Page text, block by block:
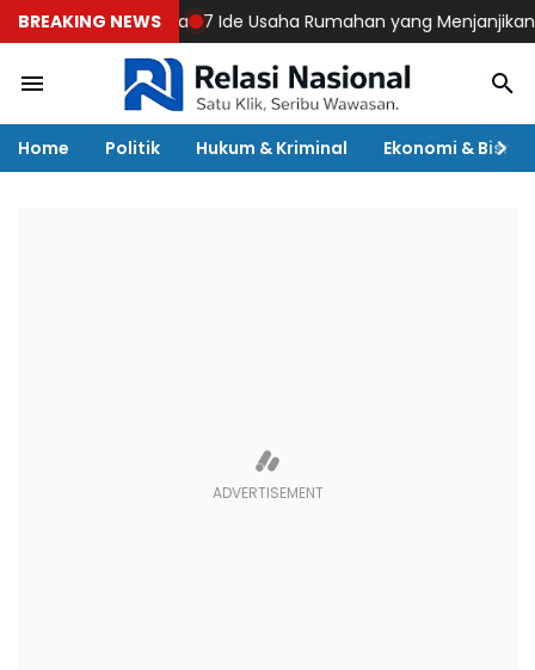
BREAKING NEWS7 Ide Usaha Rumahan yang Menjanjikan,
Home Politik Hukum & Kriminal Ekonomi & Bisnis